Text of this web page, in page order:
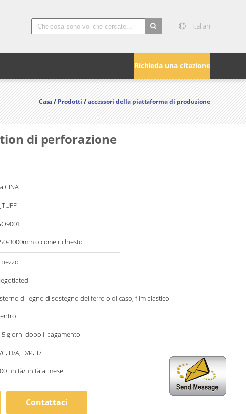
Italian
Richieda una citazione
Casa/Prodotti/accessori della piattaforma di produzione
di perforazione
CINA
3000mm o come richiesto
pezzo
di legno di sostegno del ferro o di caso, film plastico
5 giorni dopo il pagamento
C, D/A, D/P, T/T
unità/unità al mese
Contattaci